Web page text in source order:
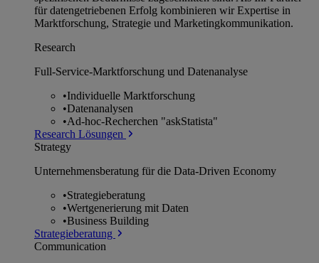
für datengetriebenen Erfolg kombinieren wir Expertise in
Marktforschung, Strategie und Marketingkommunikation.
Research
Full-Service-Marktforschung und Datenanalyse
•Individuelle Marktforschung
•Datenanalysen
•Ad-hoc-Recherchen "askStatista"
Research Lösungen
Strategy
Unternehmens­beratung für die Data-Driven Economy
•Strategieberatung
•Wertgenerierung mit Daten
•Business Building
Strategieberatung
Communication